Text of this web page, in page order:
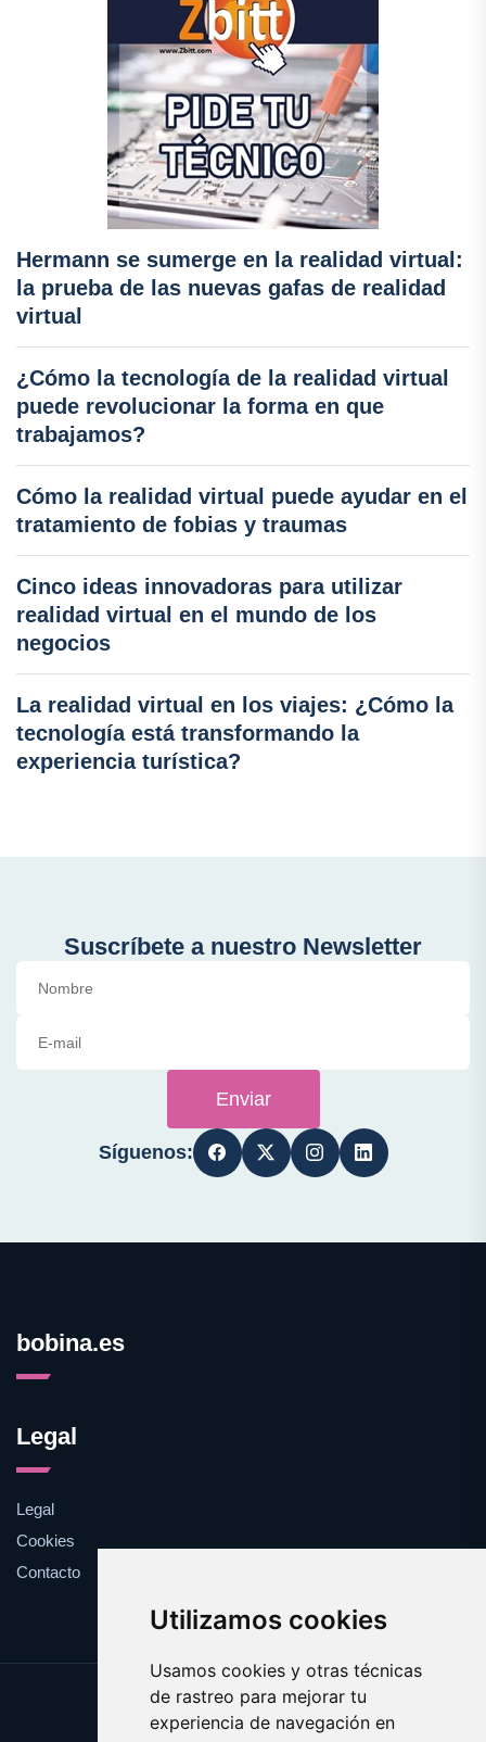
Utilizamos cookies
Usamos cookies y otras técnicas
de rastreo para mejorar tu
experiencia de navegación en
Hermann se sumerge en la realidad virtual:
la prueba de las nuevas gafas de realidad
virtual
¿Cómo la tecnología de la realidad virtual
puede revolucionar la forma en que
trabajamos?
Cómo la realidad virtual puede ayudar en el
tratamiento de fobias y traumas
Cinco ideas innovadoras para utilizar
realidad virtual en el mundo de los
negocios
La realidad virtual en los viajes: ¿Cómo la
tecnología está transformando la
experiencia turística?
Suscríbete a nuestro Newsletter
Enviar
Síguenos:
bobina.es
Legal
Legal
Cookies
Contacto
Update cookies preferences